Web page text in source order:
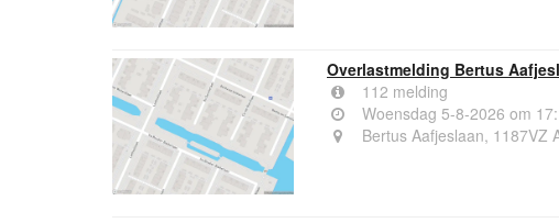
Overlastmelding Bertus
112 melding
Woensdag 5-8-2026 om
Bertus Aafjeslaan, 1187VZ